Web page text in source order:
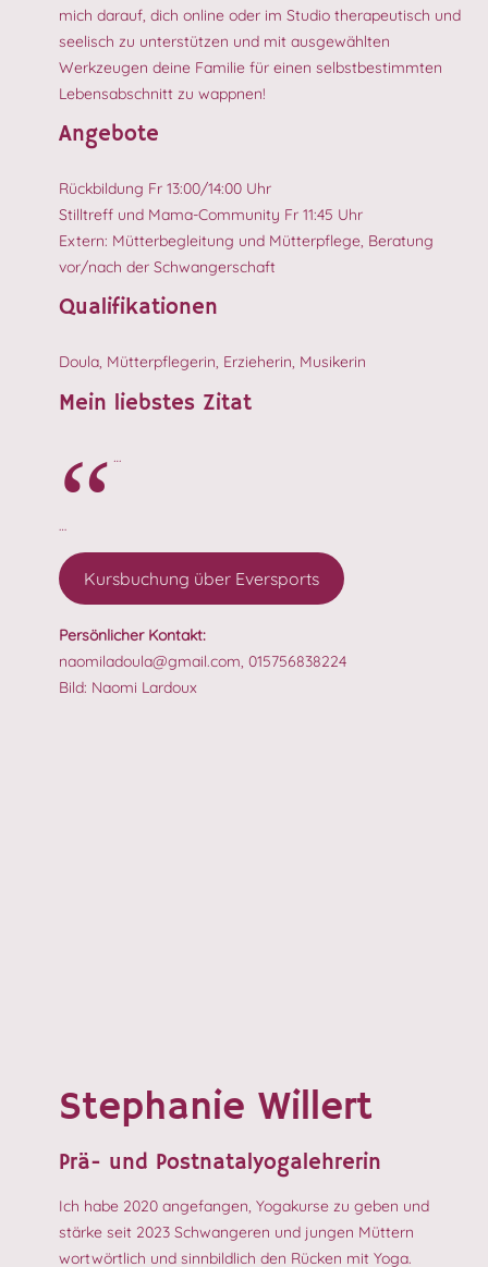
mich darauf, dich online oder im Studio therapeutisch und
seelisch zu unterstützen und mit ausgewählten
Werkzeugen deine Familie für einen selbstbestimmten
Lebensabschnitt zu wappnen!
Angebote
Rückbildung Fr 13:00/14:00 Uhr
Stilltreff und Mama-Community Fr 11:45 Uhr
Extern: Mütterbegleitung und Mütterpflege, Beratung
vor/nach der Schwangerschaft
Qualifikationen
Doula, Mütterpflegerin, Erzieherin, Musikerin
Mein liebstes Zitat
…
…
Kursbuchung über Eversports
Persönlicher Kontakt:
naomiladoula@gmail.com, 015756838224
Bild: Naomi Lardoux
Stephanie Willert
Prä- und Postnatalyogalehrerin
Ich habe 2020 angefangen, Yogakurse zu geben und
stärke seit 2023 Schwangeren und jungen Müttern
wortwörtlich und sinnbildlich den Rücken mit Yoga.